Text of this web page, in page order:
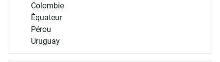
Colombie
Équateur
Pérou
Uruguay